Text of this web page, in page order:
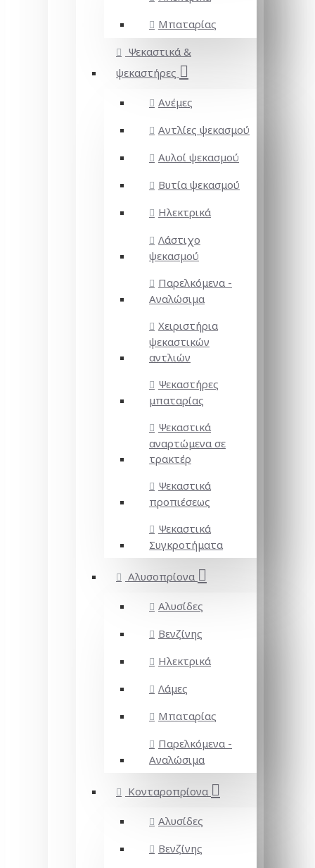
Μπαταρίας
Ψεκαστικά &
ψεκαστήρες
Ανέμες
Αντλίες ψεκασμού
Αυλοί ψεκασμού
Βυτία ψεκασμού
Ηλεκτρικά
Λάστιχο
ψεκασμού
Παρελκόμενα -
Αναλώσιμα
Χειριστήρια
ψεκαστικών
αντλιών
Ψεκαστήρες
μπαταρίας
Ψεκαστικά
αναρτώμενα σε
τρακτέρ
Ψεκαστικά
προπιέσεως
Ψεκαστικά
Συγκροτήματα
Αλυσοπρίονα
Αλυσίδες
Βενζίνης
Ηλεκτρικά
Λάμες
Μπαταρίας
Παρελκόμενα -
Αναλώσιμα
Κονταροπρίονα
Αλυσίδες
Βενζίνης